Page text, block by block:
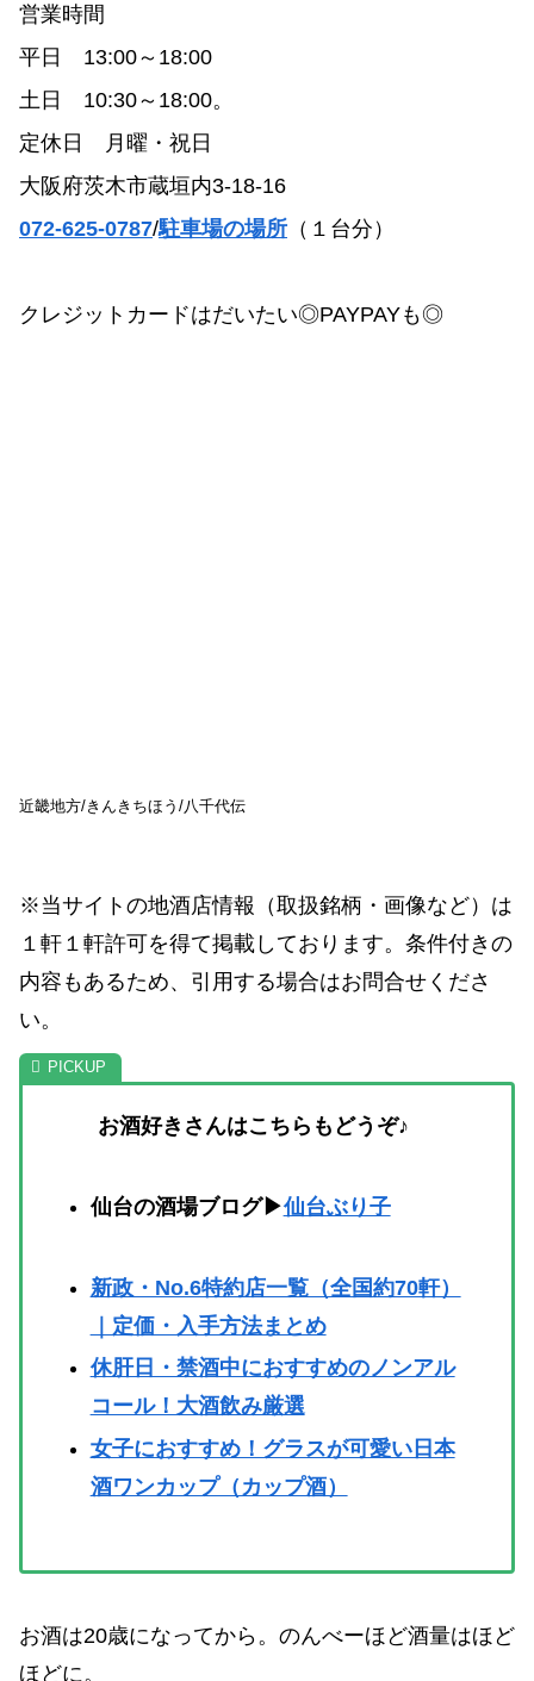
営業時間
平日 13:00～18:00
土日 10:30～18:00。
定休日 月曜・祝日
大阪府茨木市蔵垣内3-18-16
072-625-0787/駐車場の場所 （１台分）
クレジットカードはだいたい◎PAYPAYも◎
近畿地方/きんきちほう/八千代伝
※当サイトの地酒店情報（取扱銘柄・画像など）は
１軒１軒許可を得て掲載しております。条件付きの
内容もあるため、引用する場合はお問合せくださ
い。
お酒好きさんはこちらもどうぞ♪
仙台の酒場ブログ▶仙台ぶり子
新政・No.6特約店一覧（全国約70軒）
｜定価・入手方法まとめ
休肝日・禁酒中におすすめのノンアル
コール！大酒飲み厳選
女子におすすめ！グラスが可愛い日本
酒ワンカップ（カップ酒）
お酒は20歳になってから。のんべーほど酒量はほど
ほどに。